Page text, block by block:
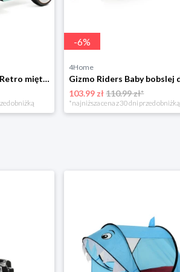
Leżaczek Baby Mix Retro miętowy, 27 x 25 x 58 cm 4-Home
obniżką
-6%
4Home
103.99 zł110.99 zł*
*najniższa cena z 30 dni przed obniżką